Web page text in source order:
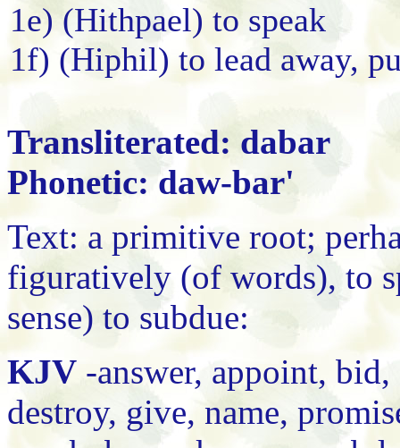
1e) (Hithpael) to speak
1f) (Hiphil) to lead away,
Transliterated: dabar
Phonetic: daw-bar'
Text: a primitive root;
figuratively (of words), to
sense) to subdue:
KJV -answer, appoint,
destroy, give, name,